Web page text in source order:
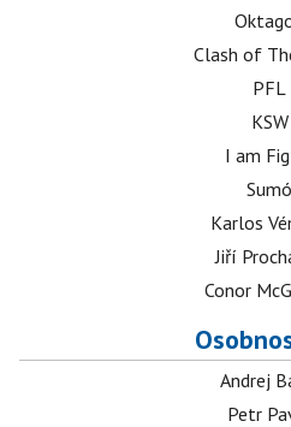
Clash of
PFL
KSW
I am
Sumó
Karlos
Jiří
Conor
Andrej
Petr